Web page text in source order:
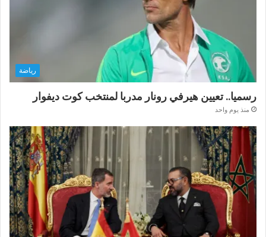
رياضة
رسميا.. تعيين هيرفي رونار مدربا لمنتخب كوت ديفوار
منذ يوم واحد